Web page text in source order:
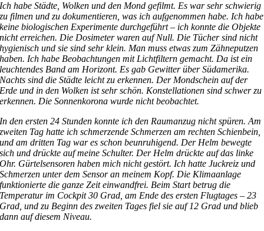
Ich habe Städte, Wolken und den Mond gefilmt. Es war sehr schwierig
zu filmen und zu dokumentieren, was ich aufgenommen habe. Ich habe
keine biologischen Experimente durchgeführt – ich konnte die Objekte
nicht erreichen. Die Dosimeter waren auf Null. Die Tücher sind nicht
hygienisch und sie sind sehr klein. Man muss etwas zum Zähneputzen
haben. Ich habe Beobachtungen mit Lichtfiltern gemacht. Da ist ein
leuchtendes Band am Horizont. Es gab Gewitter über Südamerika.
Nachts sind die Städte leicht zu erkennen. Der Mondschein auf der
Erde und in den Wolken ist sehr schön. Konstellationen sind schwer zu
erkennen. Die Sonnenkorona wurde nicht beobachtet.
In den ersten 24 Stunden konnte ich den Raumanzug nicht spüren. Am
zweiten Tag hatte ich schmerzende Schmerzen am rechten Schienbein,
und am dritten Tag war es schon beunruhigend. Der Helm bewegte
sich und drückte auf meine Schulter. Der Helm drückte auf das linke
Ohr. Gürtelsensoren haben mich nicht gestört. Ich hatte Juckreiz und
Schmerzen unter dem Sensor an meinem Kopf. Die Klimaanlage
funktionierte die ganze Zeit einwandfrei. Beim Start betrug die
Temperatur im Cockpit 30 Grad, am Ende des ersten Flugtages – 23
Grad, und zu Beginn des zweiten Tages fiel sie auf 12 Grad und blieb
dann auf diesem Niveau.